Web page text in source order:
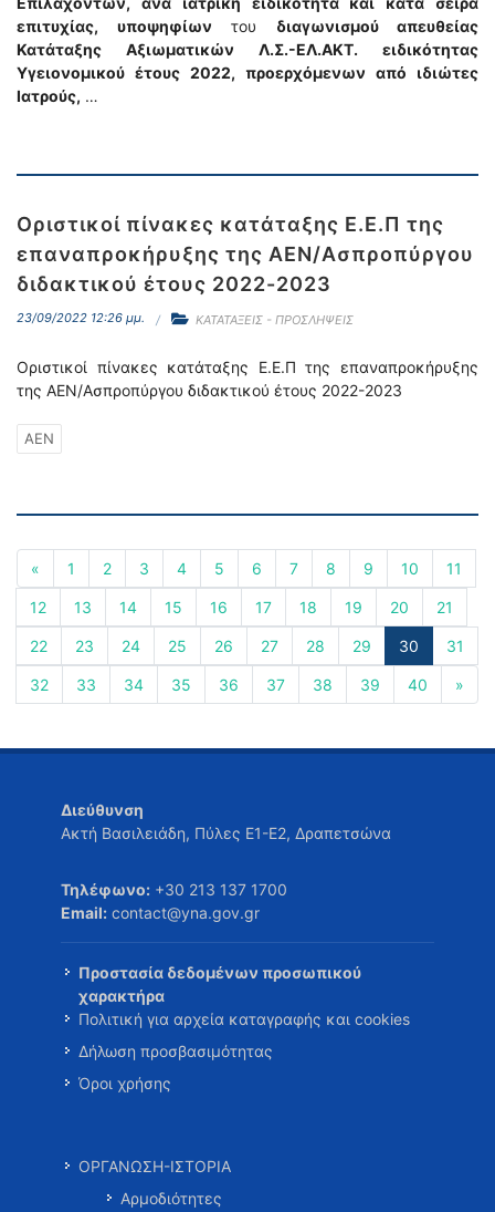
επιτυχίας, υποψηφίων του διαγωνισμού απευθείας
Κατάταξης Αξιωματικών Λ.Σ.-ΕΛ.ΑΚΤ. ειδικότητας
Υγειονομικού έτους 2022, προερχόμενων από ιδιώτες
Ιατρούς, …
Οριστικοί πίνακες κατάταξης Ε.Ε.Π της
επαναπροκήρυξης της ΑΕΝ/Ασπροπύργου
διδακτικού έτους 2022-2023
23/09/2022 12:26 μμ. ΚΑΤΑΤΑΞΕΙΣ - ΠΡΟΣΛΗΨΕΙΣ
Οριστικοί πίνακες κατάταξης Ε.Ε.Π της επαναπροκήρυξης
της ΑΕΝ/Ασπροπύργου διδακτικού έτους 2022-2023
ΑΕΝ
« 1 2 3 4 5 6 7 8 9 10 11
12 13 14 15 16 17 18 19 20 21
22 23 24 25 26 27 28 29 30 31
32 33 34 35 36 37 38 39 40 »
Διεύθυνση
Ακτή Βασιλειάδη, Πύλες Ε1-Ε2, Δραπετσώνα
Τηλέφωνο: +30 213 137 1700
Email: contact@yna.gov.gr
Προστασία δεδομένων προσωπικού
χαρακτήρα
Πολιτική για αρχεία καταγραφής και cookies
Δήλωση προσβασιμότητας
Όροι χρήσης
ΟΡΓΑΝΩΣΗ-ΙΣΤΟΡΙΑ
Αρμοδιότητες